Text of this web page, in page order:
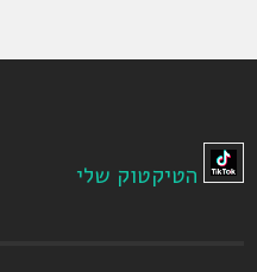
הטיקטוק שלי